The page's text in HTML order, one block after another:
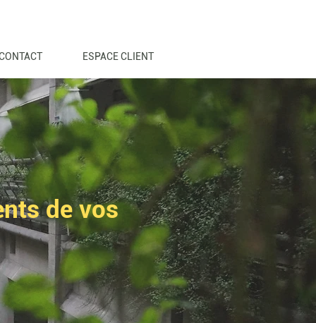
ESPACE CLIENT
de vos